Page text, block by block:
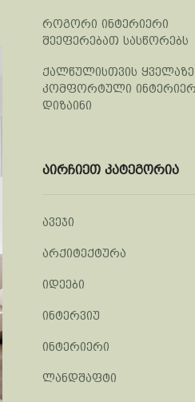
როგორი ინტერიერი
შეეფერებათ სასწორებს
ქალწულისთვის ყველაზე
კომფორტული
დიზაინი
აირჩიეთ კატეგორია
ავეჯი
არქიტექტურა
იდეები
ინტერვიუ
ინტერიერი
ლანდშაფტი